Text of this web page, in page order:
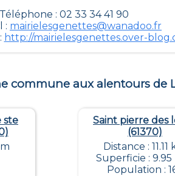
Téléphone : 02 33 34 41 90
: mairielesgenettes@wanadoo.fr
http://mairielesgenettes.over-
commune aux alentours de
ste
Saint pierre des
(61370)
Distance : 11.11
Superficie : 9.95
Population :